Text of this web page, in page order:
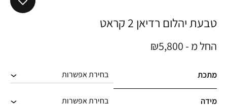
טבעת יהלום רדיאן 2 קראט
החל מ - ₪5,800
מתכת
מידה